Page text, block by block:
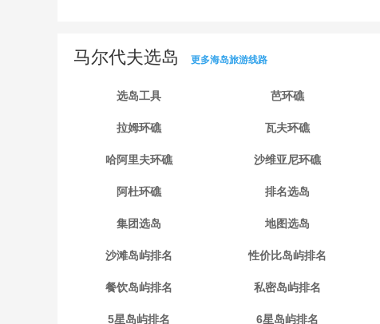
马尔代夫选岛 更多海岛旅游线路
选岛工具 芭环礁
拉姆环礁 瓦夫环礁
哈阿里夫环礁 沙维亚尼环礁
阿杜环礁 排名选岛
集团选岛 地图选岛
沙滩岛屿排名 性价比岛屿排名
餐饮岛屿排名 私密岛屿排名
5星岛屿排名 6星岛屿排名